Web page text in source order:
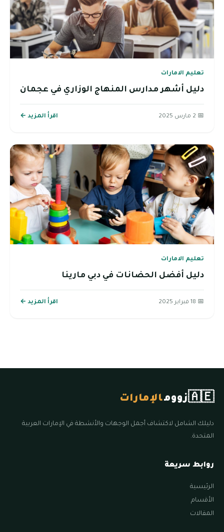
تعليم الامارات
دليل أشهر مدارس المنهاج الوزاري في عجمان
📅 2 مارس 2025 اقرأ المزيد ←
تعليم الامارات
دليل أفضل الحضانات في دبي مارينا
📅 18 فبراير 2025 اقرأ المزيد ←
🇦🇪زوومالإمارات
دليلك الشامل لاكتشاف أجمل الوجهات والأنشطة في الإمارات العربية
المتحدة.
روابط سريعة
الرئيسية
الأقسام
المقالات